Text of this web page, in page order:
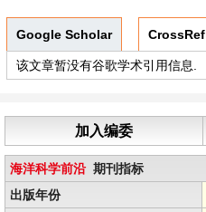
Google Scholar CrossRef
该文章暂没有谷歌学术引用信息.
加入编委
海洋科学前沿期刊指标
出版年份